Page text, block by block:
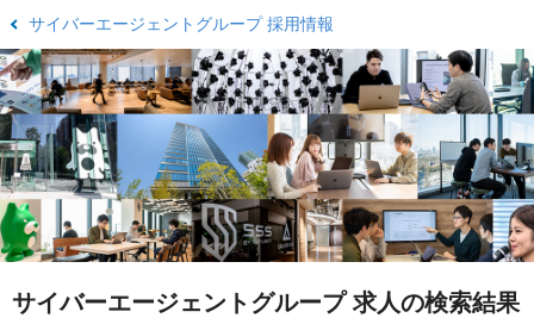
サイバーエージェントグループ 採用情報
サイバーエージェントグループ 求人の検索結果